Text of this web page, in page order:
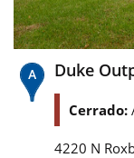
Duke
Cerrado:
4220 N